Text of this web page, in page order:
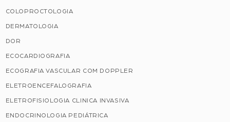
COLOPROCTOLOGIA
DERMATOLOGIA
DOR
ECOCARDIOGRAFIA
ECOGRAFIA VASCULAR COM DOPPLER
ELETROENCEFALOGRAFIA
ELETROFISIOLOGIA CLINICA INVASIVA
ENDOCRINOLOGIA PEDIÁTRICA